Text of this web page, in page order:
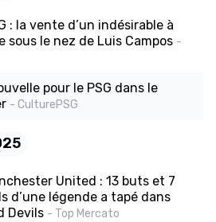
: la vente d’un indésirable à
sous le nez de Luis Campos -
pour le PSG dans le
- CulturePSG
United : 13 buts et 7
d’une légende a tapé dans
Devils - Top Mercato